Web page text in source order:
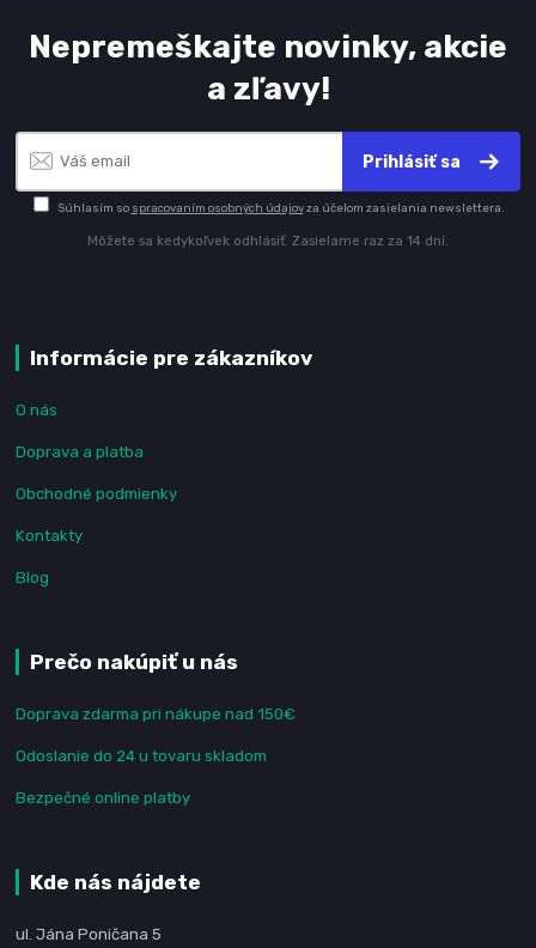
Nepremeškajte novinky, akcie
a zľavy!
Prihlásiť sa
Súhlasím so spracovaním osobných údajovza účelom zasielania newslettera.
Môžete sa kedykoľvek odhlásiť. Zasielame raz za 14 dní.
Informácie pre zákazníkov
O nás
Doprava a platba
Obchodné podmienky
Kontakty
Blog
Prečo nakúpiť u nás
Doprava zdarma pri nákupe nad 150€
Odoslanie do 24 u tovaru skladom
Bezpečné online platby
Kde nás nájdete
ul. Jána Poničana 5